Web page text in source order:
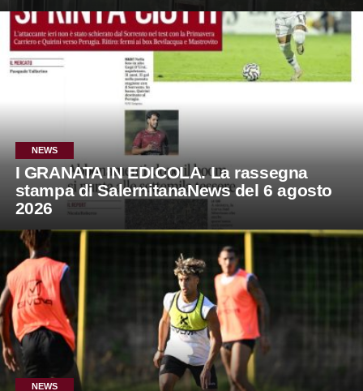
NEWS
I GRANATA IN EDICOLA. La rassegna
stampa di SalernitanaNews del 6 agosto
2026
NEWS